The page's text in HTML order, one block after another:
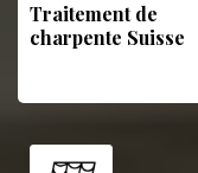
Traitement de
charpente Suisse